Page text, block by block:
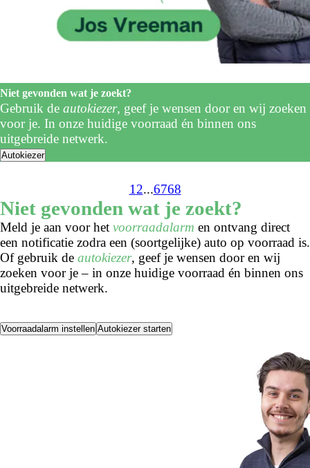
Niet gevonden wat je zoekt?
Gebruik de autokiezer, geef je wensen door en wij zoeken
voor je. In onze huidige voorraad én binnen ons
uitgebreide netwerk.
Autokiezer
1 2...6768
Niet gevonden wat je zoekt?
Meld je aan voor het voorraadalarm en ontvang direct
een notificatie zodra een (soortgelijke) auto op voorraad is.
Of gebruik de autokiezer, geef je wensen door en wij
zoeken voor je – in onze huidige voorraad én binnen ons
uitgebreide netwerk.
Voorraadalarm instellen Autokiezer starten